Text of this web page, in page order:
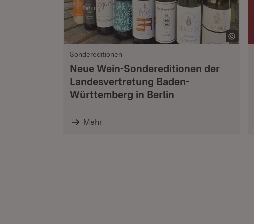
Sondereditionen
Neue Wein-Sondereditionen der
Landesvertretung Baden-
Württemberg in Berlin
Mehr